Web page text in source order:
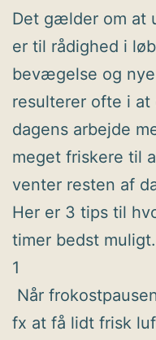
Det gælder om at
er til rådighed i
bevægelse og
resulterer ofte i
dagens arbejde
meget friskere til
venter resten af
Her er 3 tips til
timer bedst muligt.
1
Når
fx at få lidt frisk